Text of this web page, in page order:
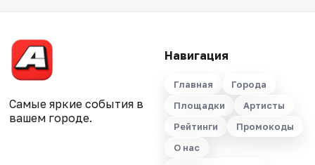
Самые яркие события в
вашем городе.
Навигация
Главная
Города
Площадки
Артисты
Рейтинги
Промокоды
О нас